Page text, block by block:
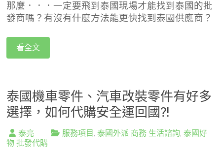
那麼．．．一定要飛到泰國現場才能找到泰國的批
發商嗎？有沒有什麼方法能更快找到泰國供應商？
看全文
泰國機車零件、汽車改裝零件有好多
選擇，如何代購安全運回國?!
泰亮 服務項目 ,泰國外派 商務 生活諮詢,泰國好
物 批發代購